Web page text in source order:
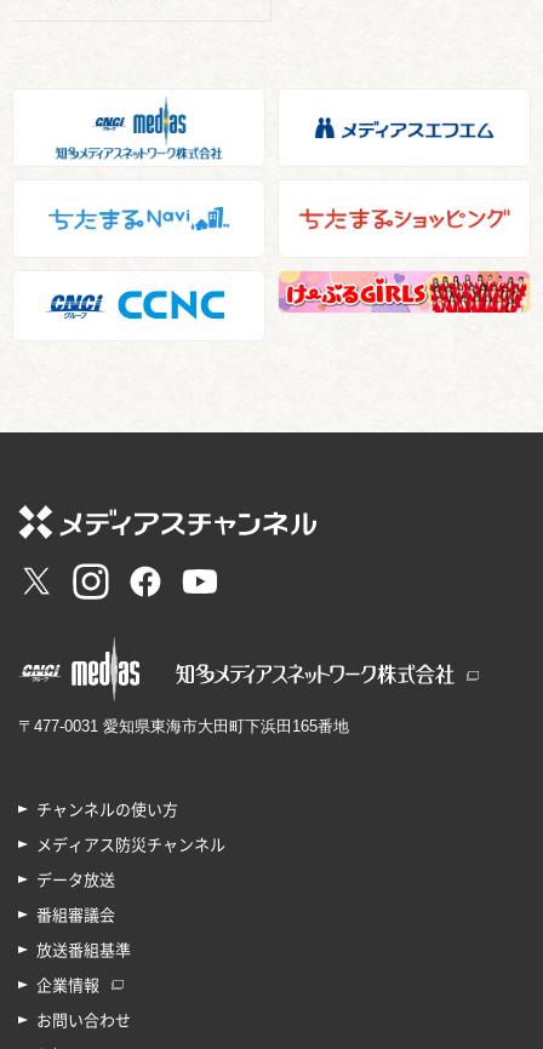
〒477-0031 愛知県東海市大田町下浜田165番地
チャンネルの使い方
メディアス防災チャンネル
データ放送
番組審議会
放送番組基準
企業情報
お問い合わせ